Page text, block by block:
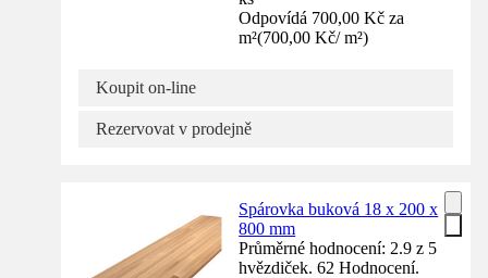
Odpovídá 700,00 Kč za
m²(700,00 Kč/ m²)
Koupit on-line
Rezervovat v prodejně
Spárovka buková 18 x 200 x
800 mm
Průměrné hodnocení: 2.9 z 5
hvězdiček. 62 Hodnocení.